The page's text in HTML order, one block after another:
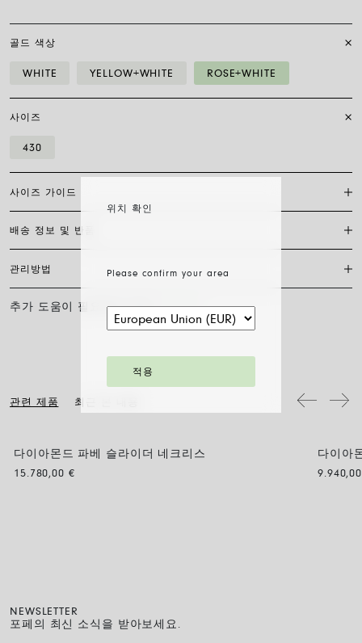
위치 확인
Please confirm your area
적용
골드 색상
WHITE YELLOW+WHITE ROSE+WHITE
사이즈
430
사이즈 가이드
보석류 착용법은 개인의 스타일, 취향 및 편안함에 따라 달라집니다. 물
론 모든 FOPE 보석류는 특히 편안하게 착용할 수 있지만, 디자인에 따라
우, 저희 사이즈 가이드를 참고하시기 바랍니다.
사이즈 가이드 다운로드
배송 정보 및 반품
FedEx를 통한 배송은 무료이며, 결제 완료일로부터 7~20일 이내에 배송
됩니다. 모든 주얼리는 FOPE 오리지널 패키지에 포장되어 발송됩니다.
주문 준비 소요 일수를 확인하려면 소재와 사이즈를 선택해 주세요.
주문 상품 수령 후 14영업일 이내에 구매한 주얼리의 반품을 요청하실
관리방법
FOPE 주얼리의 광택과 아름다움을 오래도록 유지하기 위해 화학 제품이
나 화장품과의 접촉을 피하시고, 취침 전이나 운동 전에는 귀걸이, 목걸
구어 자연 건조시켜 주십시오.
추가 도움이 필요하신가요?문의하기
관련 제품 최근 본 내용
다이아몬드 파베 슬라이더 네크리스
15.780,00 €
다이아
NEWSLETTER
포페의 최신 소식을 받아보세요.